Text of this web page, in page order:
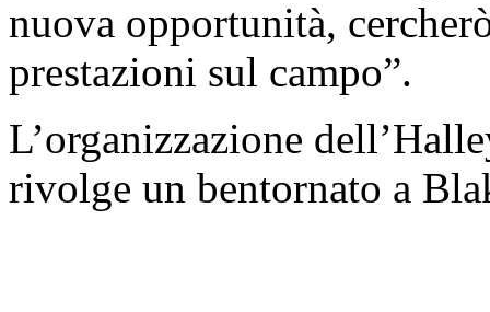
nuova opportunità,
prestazioni sul campo”.
L’organizzazione
rivolge un bentornato a